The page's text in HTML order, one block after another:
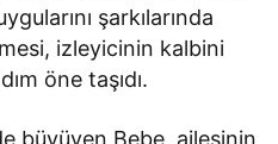
şarkılarında
izleyicinin kalbini
öne taşıdı.
büyüyen Bebe, ailesinin